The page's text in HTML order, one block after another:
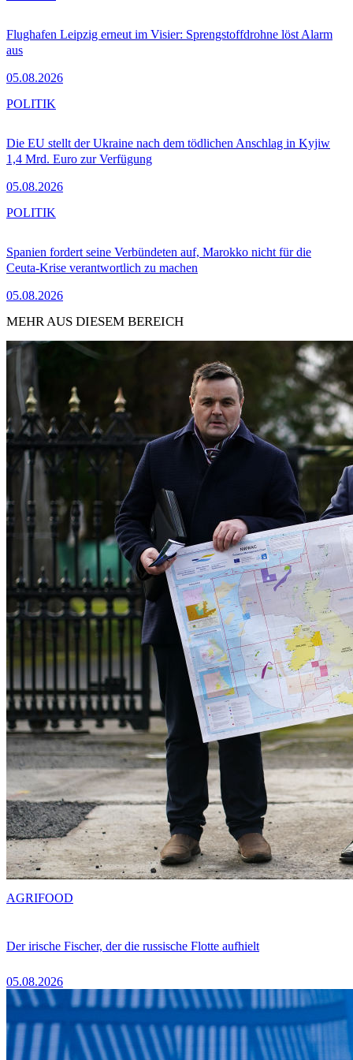
Flughafen Leipzig erneut im Visier: Sprengstoffdrohne löst Alarm
aus
05.08.2026
Die EU stellt der Ukraine nach dem tödlichen Anschlag in Kyjiw
1,4 Mrd. Euro zur Verfügung
05.08.2026
POLITIK
Spanien fordert seine Verbündeten auf, Marokko nicht für die
Ceuta-Krise verantwortlich zu machen
05.08.2026
POLITIK
MEHR AUS DIESEM BEREICH
Der irische Fischer, der die russische Flotte aufhielt
05.08.2026
AGRIFOOD